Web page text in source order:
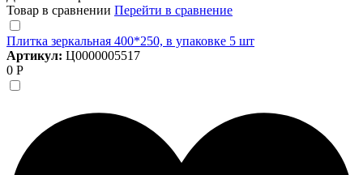
Товар в сравнении Перейти в сравнение
Плитка зеркальная 400*250, в упаковке 5 шт
Артикул: Ц0000005517
0 Р